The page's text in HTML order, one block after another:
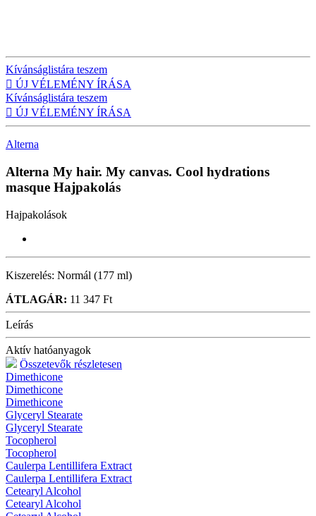
Kívánságlistára teszem
 ÚJ VÉLEMÉNY ÍRÁSA
Kívánságlistára teszem
 ÚJ VÉLEMÉNY ÍRÁSA
Alterna
Alterna My hair. My canvas. Cool hydrations
masque Hajpakolás
Hajpakolások
Kiszerelés: Normál (177 ml)
ÁTLAGÁR: 11 347 Ft
Leírás
Aktív hatóanyagok
Összetevők részletesen
Dimethicone
Dimethicone
Dimethicone
Glyceryl Stearate
Glyceryl Stearate
Tocopherol
Tocopherol
Caulerpa Lentillifera Extract
Caulerpa Lentillifera Extract
Cetearyl Alcohol
Cetearyl Alcohol